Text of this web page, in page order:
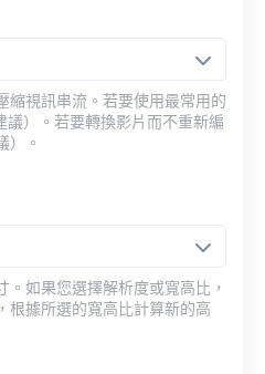
縮視訊串流。若要使用最常用的
議）。若要轉換影片而不重新編
）。
如果您選擇解析度或寬高比，
根據所選的寬高比計算新的高